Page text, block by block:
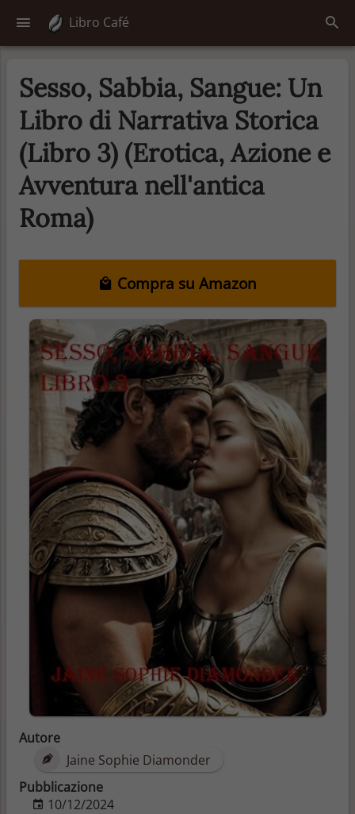
Libro Café
Sesso, Sabbia, Sangue: Un
Libro di Narrativa Storica
(Libro 3) (Erotica, Azione e
Avventura nell'antica
Roma)
Compra su Amazon
Autore
Jaine Sophie Diamonder
Pubblicazione
10/12/2024